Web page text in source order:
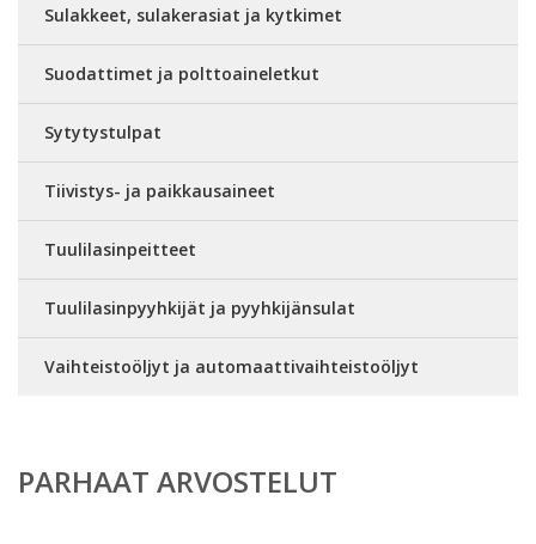
Sulakkeet, sulakerasiat ja kytkimet
Suodattimet ja polttoaineletkut
Sytytystulpat
Tiivistys- ja paikkausaineet
Tuulilasinpeitteet
Tuulilasinpyyhkijät ja pyyhkijänsulat
Vaihteistoöljyt ja automaattivaihteistoöljyt
PARHAAT ARVOSTELUT